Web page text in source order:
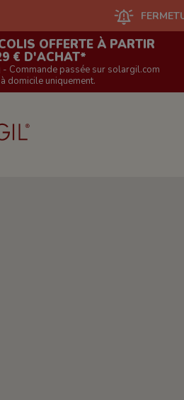
FERMETURE
OFFERTE À PARTIR
€ D'ACHAT*
Commande passée sur solargil.com
domicile uniquement.